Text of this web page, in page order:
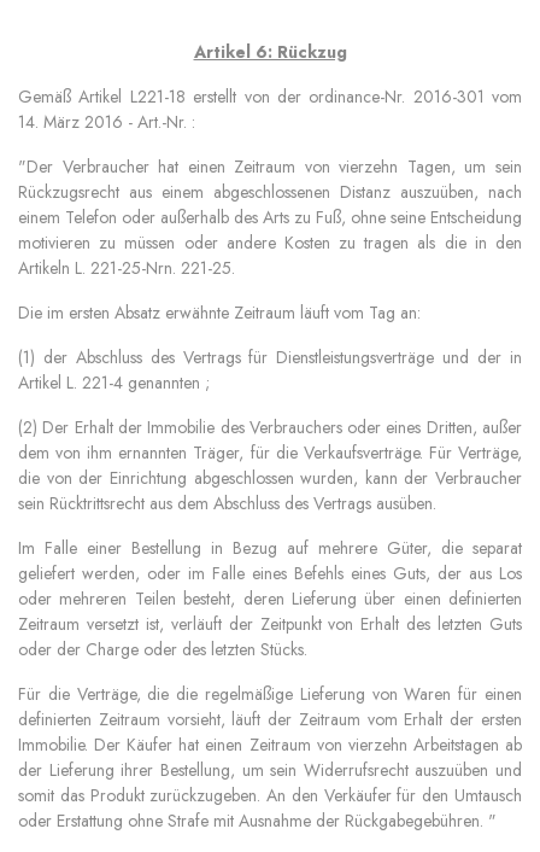
Artikel 6: Rückzug
Gemäß Artikel L221-18 erstellt von der ordinance-Nr. 2016-301 vom
14. März 2016 - Art.-Nr. :
"Der Verbraucher hat einen Zeitraum von vierzehn Tagen, um sein
Rückzugsrecht aus einem abgeschlossenen Distanz auszuüben, nach
einem Telefon oder außerhalb des Arts zu Fuß, ohne seine Entscheidung
motivieren zu müssen oder andere Kosten zu tragen als die in den
Artikeln L. 221-25-Nrn. 221-25.
Die im ersten Absatz erwähnte Zeitraum läuft vom Tag an:
(1) der Abschluss des Vertrags für Dienstleistungsverträge und der in
Artikel L. 221-4 genannten ;
(2) Der Erhalt der Immobilie des Verbrauchers oder eines Dritten, außer
dem von ihm ernannten Träger, für die Verkaufsverträge. Für Verträge,
die von der Einrichtung abgeschlossen wurden, kann der Verbraucher
sein Rücktrittsrecht aus dem Abschluss des Vertrags ausüben.
Im Falle einer Bestellung in Bezug auf mehrere Güter, die separat
geliefert werden, oder im Falle eines Befehls eines Guts, der aus Los
oder mehreren Teilen besteht, deren Lieferung über einen definierten
Zeitraum versetzt ist, verläuft der Zeitpunkt von Erhalt des letzten Guts
oder der Charge oder des letzten Stücks.
Für die Verträge, die die regelmäßige Lieferung von Waren für einen
definierten Zeitraum vorsieht, läuft der Zeitraum vom Erhalt der ersten
Immobilie. Der Käufer hat einen Zeitraum von vierzehn Arbeitstagen ab
der Lieferung ihrer Bestellung, um sein Widerrufsrecht auszuüben und
somit das Produkt zurückzugeben. An den Verkäufer für den Umtausch
oder Erstattung ohne Strafe mit Ausnahme der Rückgabegebühren. "